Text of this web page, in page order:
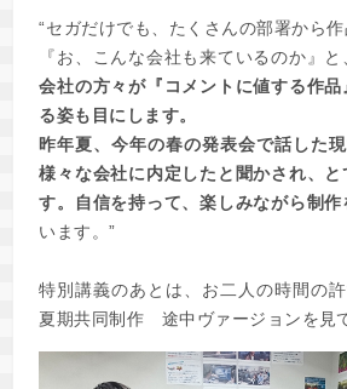
“セガだけでも、たくさんの部署から
『お、こんな会社も来ているのか』と
会社の方々が『コメントに値する作
る姿も目にします。
昨年夏、今年の春の発表会で話した
様々な会社に内定したと聞かされ、と
す。自信を持って、楽しみながら制
います。”
特別講義のあとは、お二人の時間の
夏期共同制作 途中ヴァージョンを見